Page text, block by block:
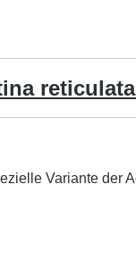
Variante der